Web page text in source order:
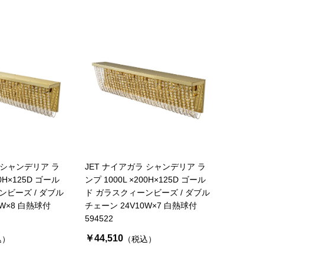
ャンデリア ラ
ゴール
ビーズ / ダブル
白熱球付
JET ナイアガラ シャンデリア ラ
ンプ 1000L ×200H×125D ゴール
ド ガラスクィーンビーズ / ダブル
チェーン 24V10W×7 白熱球付
594522
￥44,510（税込）